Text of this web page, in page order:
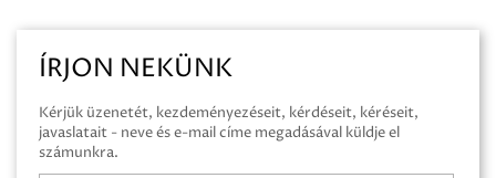
ÍRJON NEKÜNK
Kérjük üzenetét, kezdeményezéseit, kérdéseit, kéréseit,
javaslatait - neve és e-mail címe megadásával küldje el
számunkra.